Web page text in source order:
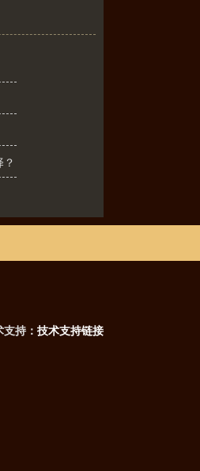
持： 技术支持链接